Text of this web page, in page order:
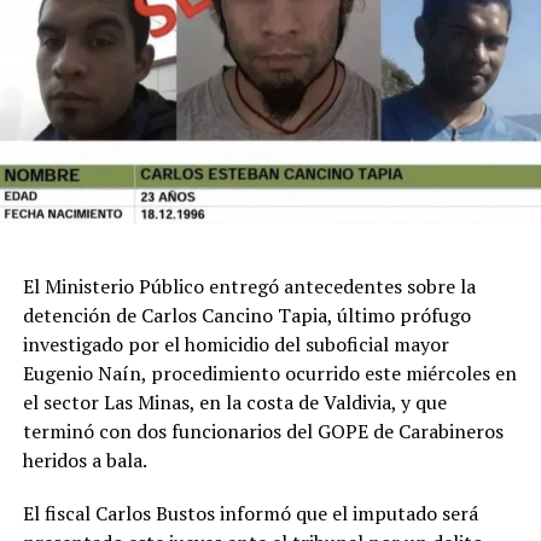
miércoles en el sector Las Minas, donde equipos
especializados del GOPE lograron ubicar a Cancino
Tapia. Según los antecedentes reunidos por la
investigación, el imputado respondió con disparos al
momento en que se intentaba concretar su detención,
dando origen a un enfrentamiento armado.
Fue en ese contexto que el cabo primero Cosme
extrema gravedad. En el mismo procedimiento también
resultó herido el suboficialRoberto Canio Quilaleo
quien sufrió un impacto balístico en el abdomen. Su
evolución clínica fue favorable y permanece fuera de
riesgo vital.
El propio Cancino Tapia también resultó lesionado
cuello y una rodilla. Tras ser intervenido
El Ministerio Público entregó antecedentes sobre la
detención de Carlos Cancino Tapia, último prófugo
investigado por el homicidio del suboficial mayor
Eugenio Naín, procedimiento ocurrido este miércoles en
el sector Las Minas, en la costa de Valdivia, y que
terminó con dos funcionarios del GOPE de Carabineros
heridos a bala.
El fiscal Carlos Bustos informó que el imputado será